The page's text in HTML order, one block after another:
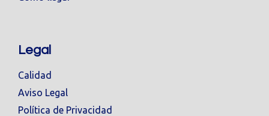
Legal
Calidad
Aviso Legal
Política de Privacidad